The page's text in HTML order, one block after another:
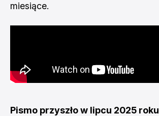
miesiące.
Pismo przyszło w lipcu 2025 roku